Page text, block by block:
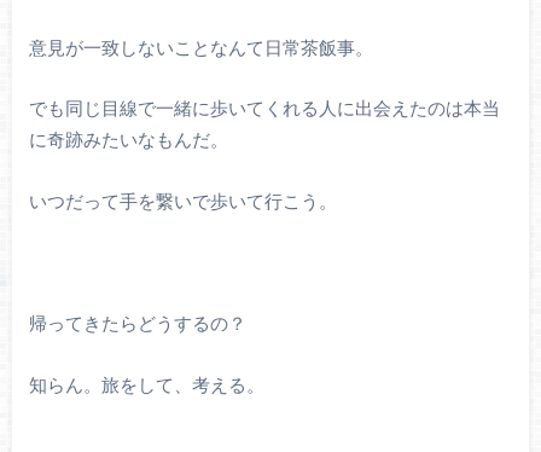
意見が一致しないことなんて日常茶飯事。
でも同じ目線で一緒に歩いてくれる人に出会えたのは本当
に奇跡みたいなもんだ。
いつだって手を繋いで歩いて行こう。
帰ってきたらどうするの？
知らん。旅をして、考える。